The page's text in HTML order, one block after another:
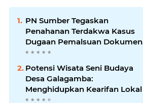
PN Sumber Tegaskan
Penahanan Terdakwa Kasus
Dugaan Pemalsuan Dokumen
Lahan Sesuai KUHAP
Potensi Wisata Seni Budaya
Desa Galagamba:
Menghidupkan Kearifan Lokal